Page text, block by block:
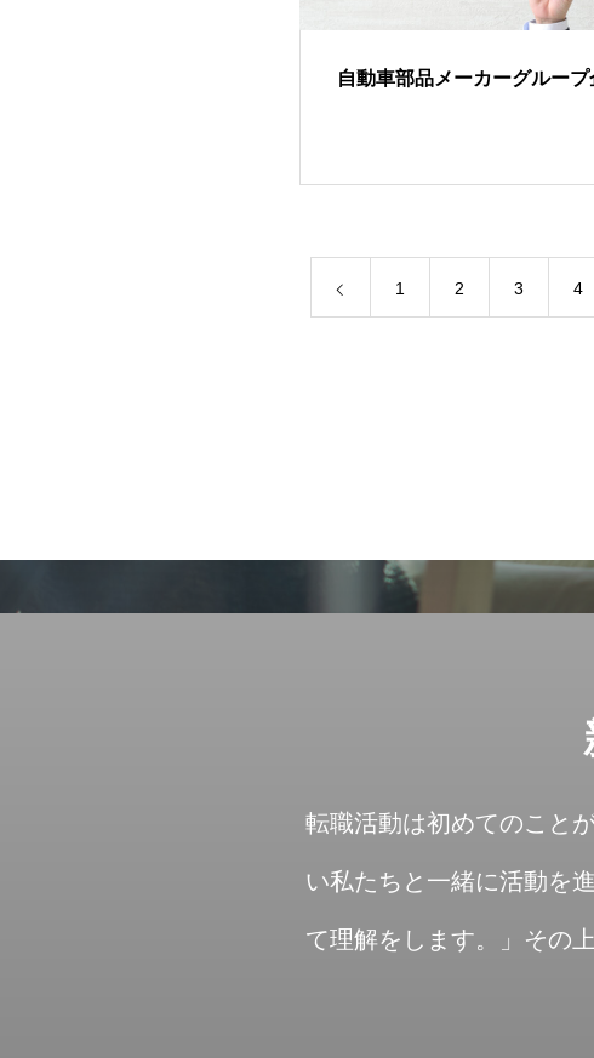
自動車部品メーカーグルー
1 2 3 4
転職活動は初めてのこと
い私たちと一緒に活動を
て理解をします。」その